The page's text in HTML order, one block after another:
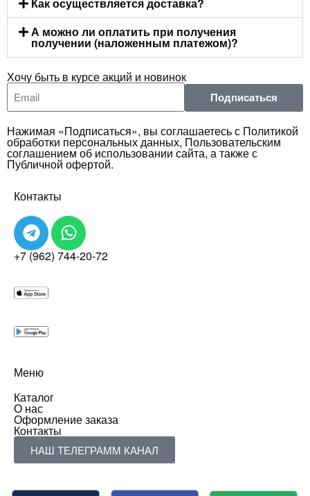
А можно ли оплатить при получения
получении (наложенным платежом)?
Хочу быть в курсе акций и новинок
Подписаться
Нажимая «Подписаться», вы соглашаетесь с Политикой
обработки персональных данных, Пользовательским
соглашением об использовании сайта, а также с
Публичной офертой.
Контакты
+7 (962) 744-20-72
Меню
Каталог
О нас
Оформление заказа
Контакты
НАШ ТЕЛЕГРАММ КАНАЛ